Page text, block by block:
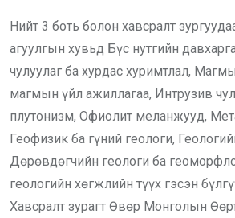
Нийт 3 боть болон хавсралт
агуулгын хувьд Бүс нутгийн
чулуулаг ба хурдас хуримтлал,
магмын үйл ажиллагаа, Интрузив
плутонизм, Офиолит меланжууд,
Геофизик ба гүний геологи,
Дөрөвдөгчийн геологи ба
геологийн хөгжлийн түүх гэсэн
Хавсралт зурагт Өвөр Монголын